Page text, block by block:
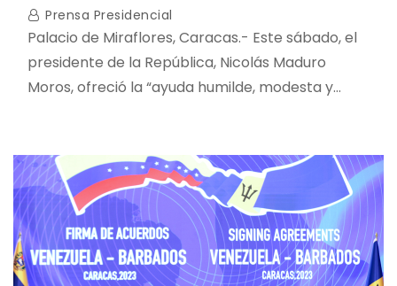
Prensa Presidencial
Palacio de Miraflores, Caracas.- Este sábado, el
presidente de la República, Nicolás Maduro
Moros, ofreció la “ayuda humilde, modesta y…